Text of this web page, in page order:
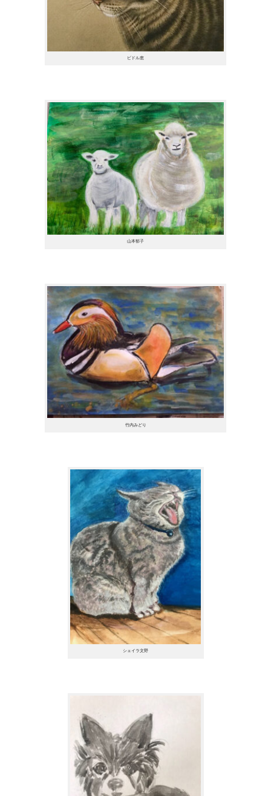
ビドル恵
山本郁子
竹内みどり
シェイラ文野